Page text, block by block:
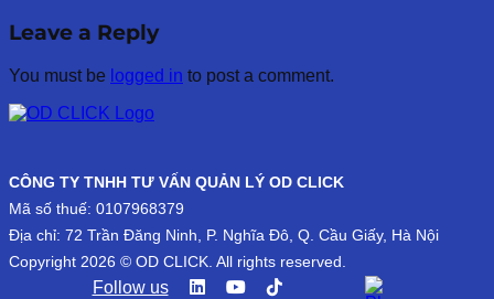
Leave a Reply
You must be logged in to post a comment.
CÔNG TY TNHH TƯ VẤN QUẢN LÝ OD CLICK
Mã số thuế: 0107968379
Địa chỉ: 72 Trần Đăng Ninh, P. Nghĩa Đô, Q. Cầu Giấy, Hà Nội
Copyright 2026 © OD CLICK. All rights reserved.
Follow us